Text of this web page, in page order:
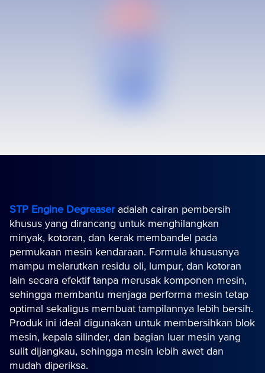
STP Engine Degreaseradalah cairan pembersih
khusus yang dirancang untuk menghilangkan
minyak, kotoran, dan kerak membandel pada
permukaan mesin kendaraan. Formula khususnya
mampu melarutkan residu oli, lumpur, dan kotoran
lain secara efektif tanpa merusak komponen mesin,
sehingga membantu menjaga performa mesin tetap
optimal sekaligus membuat tampilannya lebih bersih.
Produk ini ideal digunakan untuk membersihkan blok
mesin, kepala silinder, dan bagian luar mesin yang
sulit dijangkau, sehingga mesin lebih awet dan
mudah diperiksa.